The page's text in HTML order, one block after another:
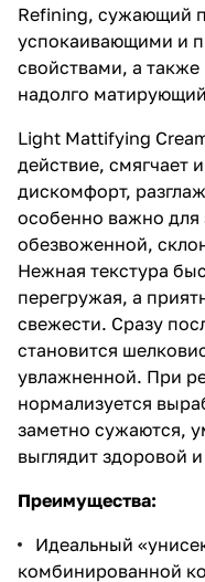
Refining, сужающий
успокаивающими и
свойствами, а
надолго
Light Mattifying
действие, смягчает
дискомфорт,
особенно важно
обезвоженной,
Нежная текстура
перегружая, а
свежести. Сразу
становится
увлажненной. При
нормализуется
заметно сужаются,
выглядит здоровой
Преимущества:
Идеальный
комбинированной